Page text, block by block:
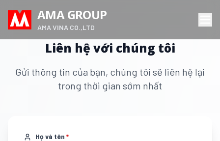
AMA GROUP
AMA VINA CO.,LTD
Liên hệ với chúng tôi
Gửi thông tin của bạn, chúng tôi sẽ liên hệ lại
trong thời gian sớm nhất
Họ và tên *